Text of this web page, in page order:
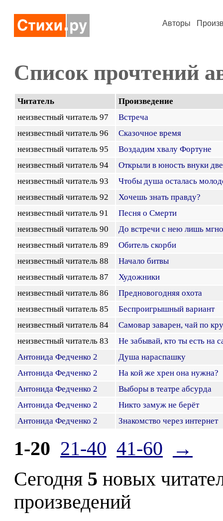
Авторы
Список прочтений
Читатель
Произведение
неизвестный читатель 97
Встреча
неизвестный читатель 96
Сказочное время
неизвестный читатель 95
Воздадим хвалу Фортуне
неизвестный читатель 94
Открыли в юность внуки
неизвестный читатель 93
Чтобы душа осталась
неизвестный читатель 92
Хочешь знать правду?
неизвестный читатель 91
Песня о Смерти
неизвестный читатель 90
До встречи с нею лишь
неизвестный читатель 89
Обитель скорби
неизвестный читатель 88
Начало битвы
неизвестный читатель 87
Художники
неизвестный читатель 86
Предновогодняя охота
неизвестный читатель 85
Беспроигрышный вариант
неизвестный читатель 84
Самовар заварен, чай по
неизвестный читатель 83
Не забывай, кто ты есть на
Антонида Федченко 2
Душа нараспашку
Антонида Федченко 2
На кой же хрен она нужна?
Антонида Федченко 2
Выборы в театре абсурда
Антонида Федченко 2
Никто замуж не берёт
Антонида Федченко 2
Знакомство через интернет
1-20 21-40 41-60
→
Сегодня 5 новых
произведений